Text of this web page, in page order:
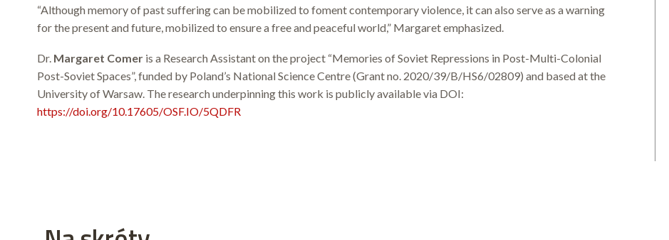
“Although memory of past suffering can be mobilized to foment contemporary violence, it can also serve as a warning
for the present and future, mobilized to ensure a free and peaceful world,” Margaret emphasized.
Dr. Margaret Comer is a Research Assistant on the project “Memories of Soviet Repressions in Post-Multi-Colonial
Post-Soviet Spaces”, funded by Poland’s National Science Centre (Grant no. 2020/39/B/HS6/02809) and based at the
University of Warsaw. The research underpinning this work is publicly available via DOI:
https://doi.org/10.17605/OSF.IO/5QDFR